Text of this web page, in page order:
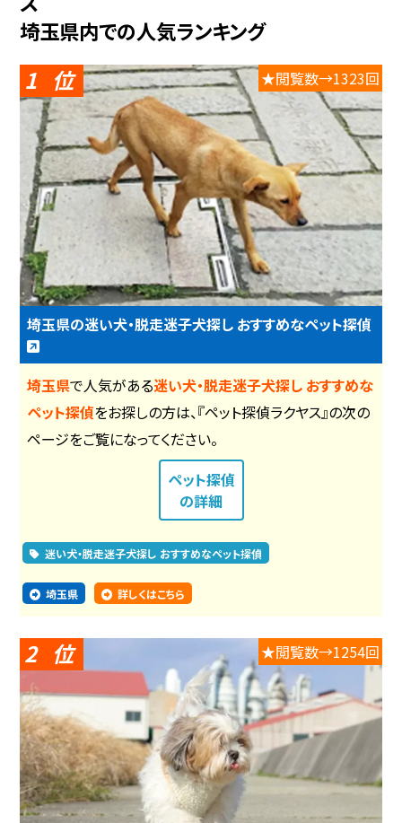
埼玉県内での人気ランキング
1 ★閲覧数→1323回
埼玉県の迷い犬・脱走迷子犬探し おすすめなペット探偵
埼玉県で人気がある迷い犬・脱走迷子犬探し おすすめな
ペット探偵をお探しの方は、『ペット探偵ラクヤス』の次の
ページをご覧になってください。
ペット探偵
の詳細
迷い犬・脱走迷子犬探し おすすめなペット探偵
埼玉県 詳しくはこちら
2 ★閲覧数→1254回